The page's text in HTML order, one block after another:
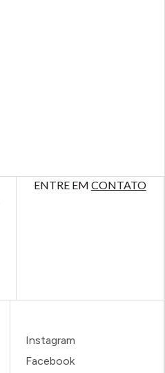
ENTRE EM CONTATO
Instagram
Facebook